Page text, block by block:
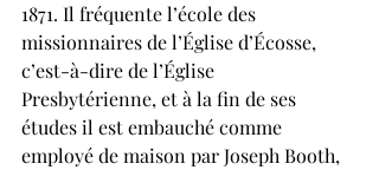
1871. Il fréquente l’école des
missionnaires de l’Église d’Écosse,
c’est-à-dire de l’Église
Presbytérienne, et à la fin de ses
études il est embauché comme
employé de maison par Joseph Booth,